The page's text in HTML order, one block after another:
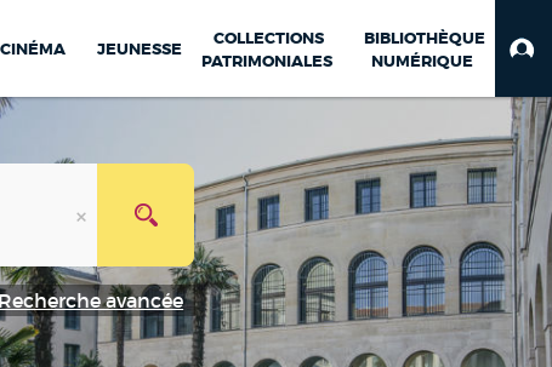
CINÉMA JEUNESSE
COLLECTIONS
PATRIMONIALES
BIBLIOTHÈQUE
NUMÉRIQUE
Recherche avancée